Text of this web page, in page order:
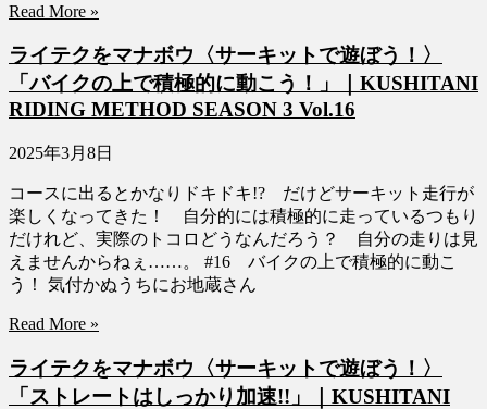
Read More »
ライテクをマナボウ〈サーキットで遊ぼう！〉
「バイクの上で積極的に動こう！」｜KUSHITANI
RIDING METHOD SEASON 3 Vol.16
2025年3月8日
コースに出るとかなりドキドキ!? だけどサーキット走行が
楽しくなってきた！ 自分的には積極的に走っているつもり
だけれど、実際のトコロどうなんだろう？ 自分の走りは見
えませんからねぇ……。 #16 バイクの上で積極的に動こ
う！ 気付かぬうちにお地蔵さん
Read More »
ライテクをマナボウ〈サーキットで遊ぼう！〉
「ストレートはしっかり加速!!」｜KUSHITANI